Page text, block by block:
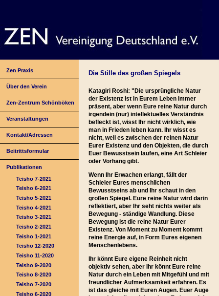
Zen Praxis
Über den Verein
Zen-Zentrum Schönböken
Veranstaltungen
Kontakt/Adressen
Beitrittsformular
Publikationen
Teisho 7-2021
Teisho 6-2021
Teisho 5-2021
Teisho 4-2021
Teisho 3-2021
Teisho 2-2021
Teisho 1-2021
Teisho 12-2020
Teisho 11-2020
Teisho 9-2020
Teisho 8-2020
Teisho 7-2020
Teisho 6-2020
Die Stille des großen Spiegels
Katagiri Roshi: "Die ursprüngliche Natur
der Existenz ist in Eurem Leben immer
präsent, aber wenn Eure reine Natur durch
irgendein (nur) intellektuelles Verständnis
befleckt ist, wisst Ihr nicht wirklich, wie
man in Frieden leben kann. Ihr wisst es
nicht, weil es zwischen der reinen Natur
Eurer Existenz und den Objekten, die durch
Euer Bewusstsein laufen, eine Art Schleier
oder Vorhang gibt.
Wenn Ihr Erwachen erlangt, fällt der
Schleier Eures menschlichen
Bewusstseins ab und Ihr schaut in den
großen Spiegel. Eure reine Natur wird darin
reflektiert, aber Ihr seht nichts weiter als
Bewegung - ständige Wandlung. Diese
Bewegung ist die reine Natur Eurer
Existenz. Von Moment zu Moment kommt
reine Energie auf, in Form Eures eigenen
Menschenlebens.
Ihr könnt Eure eigene Reinheit nicht
objektiv sehen, aber Ihr könnt Eure reine
Natur durch ein Leben mit Mitgefühl und mit
freundlicher Aufmerksamkeit erfahren. Es
ist das gleiche mit Euren Augen. Euer Auge